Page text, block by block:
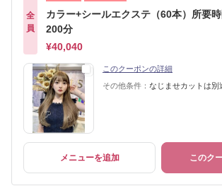
全
員
カラー+シールエクステ（60本）所要
200分
¥40,040
このクーポンの詳細
その他条件： なじませカットは別
メニューを追加 このク